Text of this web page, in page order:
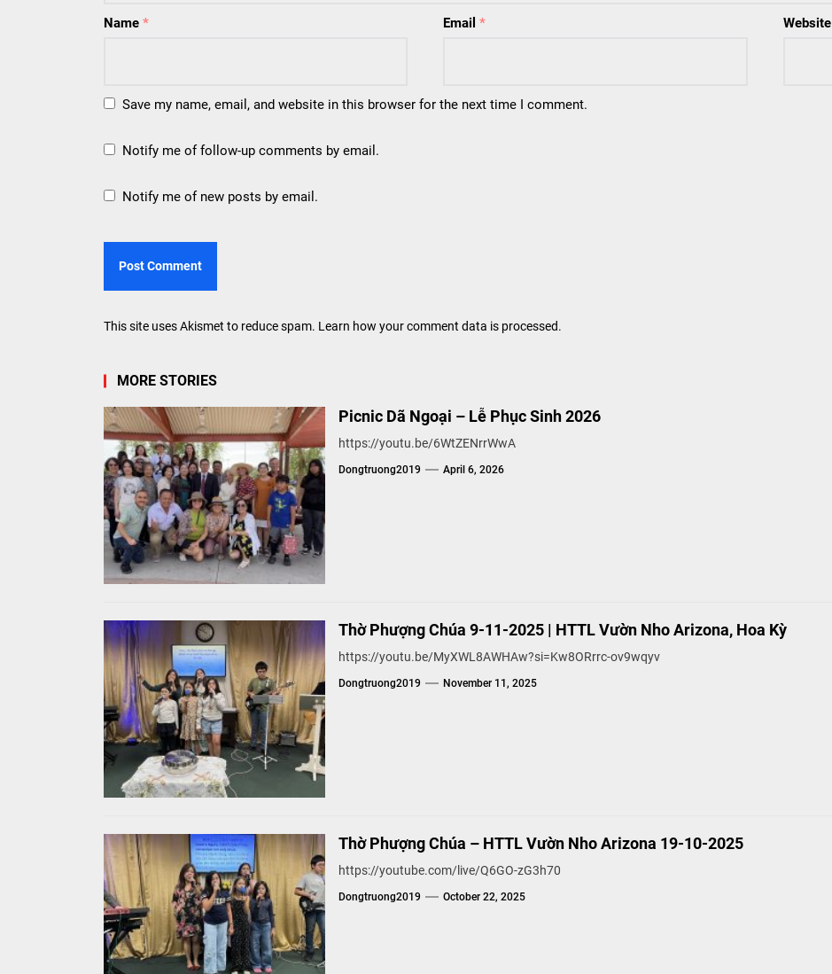
Name * Email* Website
Save my name, email, and website in this browser for the next time I comment.
Notify me of follow-up comments by email.
Notify me of new posts by email.
This site uses Akismet to reduce spam. Learn how your comment data is processed.
MORE STORIES
Picnic Dã Ngoại – Lễ Phục Sinh 2026
https://youtu.be/6WtZENrrWwA
Dongtruong2019 April 6, 2026
Thờ Phượng Chúa 9-11-2025 | HTTL Vườn Nho Arizona, Hoa Kỳ
https://youtu.be/MyXWL8AWHAw?si=Kw8ORrrc-ov9wqyv
Dongtruong2019 November 11, 2025
Thờ Phượng Chúa – HTTL Vườn Nho Arizona 19-10-2025
https://youtube.com/live/Q6GO-zG3h70
Dongtruong2019 October 22, 2025